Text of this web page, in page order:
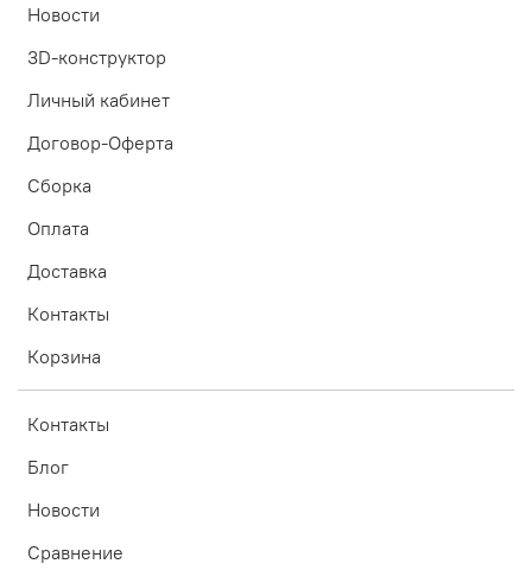
Новости
3D-конструктор
Личный кабинет
Договор-Оферта
Сборка
Оплата
Доставка
Контакты
Корзина
Контакты
Блог
Новости
Сравнение